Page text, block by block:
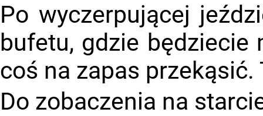
Po wyczerpującej
bufetu, gdzie
coś na zapas
Do zobaczenia na